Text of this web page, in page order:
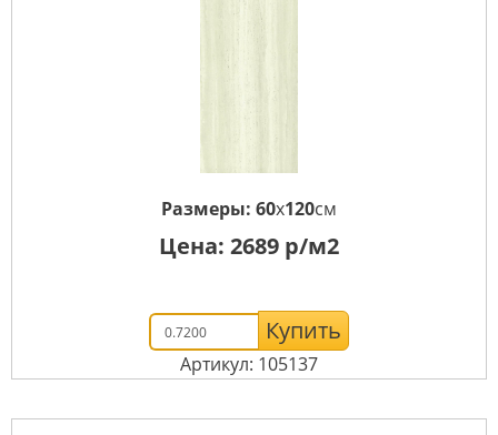
Размеры: 60x120см
Цена: 2689 р/м2
Купить
Артикул: 105137